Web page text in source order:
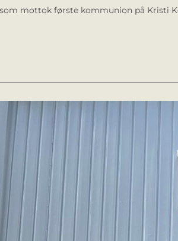
mottok første kommunion på Kristi